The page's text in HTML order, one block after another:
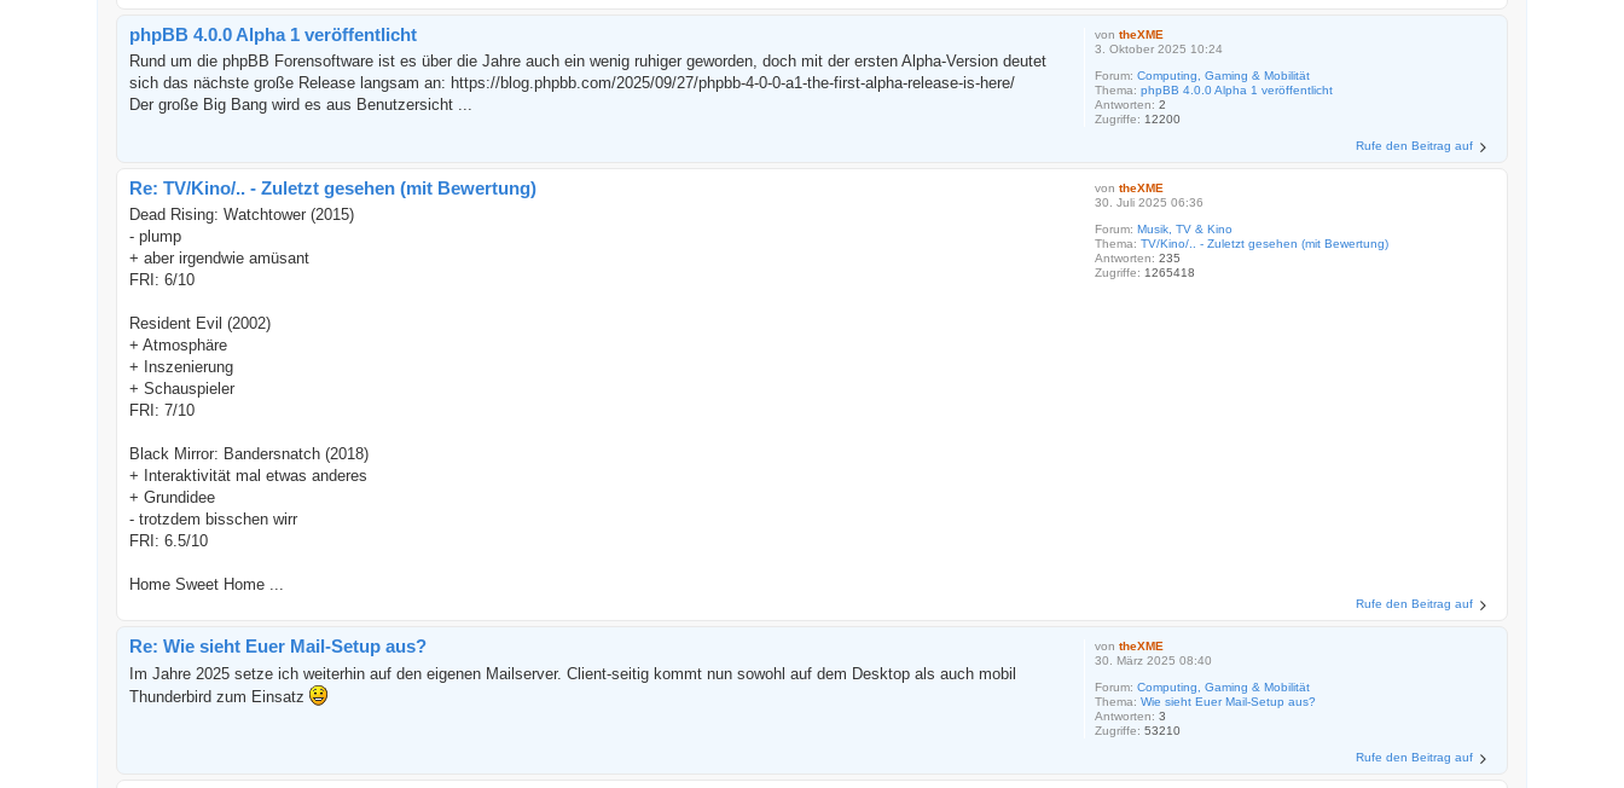
von theXME
3. Oktober 2025 10:24
Forum: Computing, Gaming & Mobilität
Thema: phpBB 4.0.0 Alpha 1 veröffentlicht
Antworten: 2
Zugriffe: 12200
phpBB 4.0.0 Alpha 1 veröffentlicht
Rund um die phpBB Forensoftware ist es über die Jahre auch ein wenig ruhiger geworden, doch mit der ersten Alpha-Version deutet
sich das nächste große Release langsam an: https://blog.phpbb.com/2025/09/27/phpbb-4-0-0-a1-the-first-alpha-release-is-here/
Der große Big Bang wird es aus Benutzersicht ...
Rufe den Beitrag auf
von theXME
30. Juli 2025 06:36
Forum: Musik, TV & Kino
Thema: TV/Kino/.. - Zuletzt gesehen (mit Bewertung)
Antworten: 235
Zugriffe: 1265418
Re: TV/Kino/.. - Zuletzt gesehen (mit Bewertung)
Dead Rising: Watchtower (2015)
- plump
+ aber irgendwie amüsant
FRI: 6/10
Resident Evil (2002)
+ Atmosphäre
+ Inszenierung
+ Schauspieler
FRI: 7/10
Black Mirror: Bandersnatch (2018)
+ Interaktivität mal etwas anderes
+ Grundidee
- trotzdem bisschen wirr
FRI: 6.5/10
Home Sweet Home ...
Rufe den Beitrag auf
von theXME
30. März 2025 08:40
Forum: Computing, Gaming & Mobilität
Thema: Wie sieht Euer Mail-Setup aus?
Antworten: 3
Zugriffe: 53210
Re: Wie sieht Euer Mail-Setup aus?
Im Jahre 2025 setze ich weiterhin auf den eigenen Mailserver. Client-seitig kommt nun sowohl auf dem Desktop als auch mobil
Thunderbird zum Einsatz
Rufe den Beitrag auf